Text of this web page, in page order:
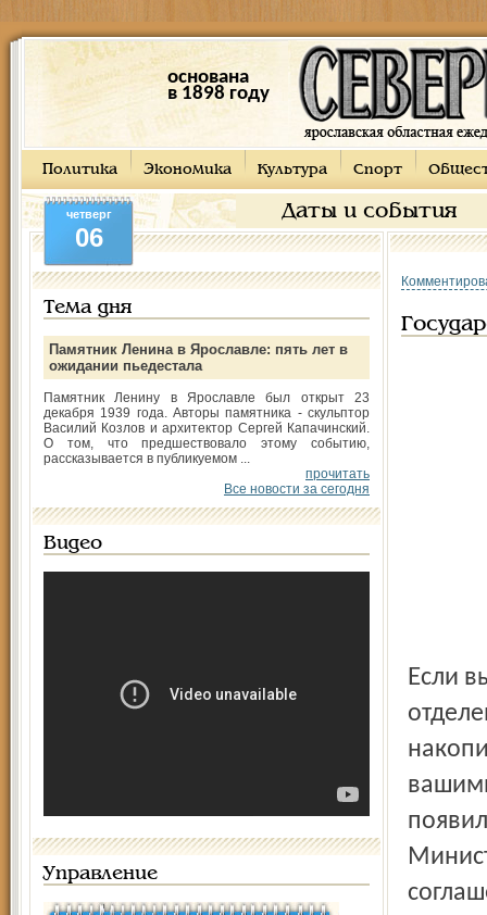
основана
в 1898 году
Политика Экономика Культура Спорт
Даты и события
четверг
06
Тема дня
Памятник Ленина в Ярославле: пять лет в
ожидании пьедестала
Памятник Ленину в Ярославле был открыт 23
декабря 1939 года. Авторы памятника - скульптор
Василий Козлов и архитектор Сергей Капачинский.
О том, что предшествовало этому событию,
рассказывается в публикуемом ...
прочитать
Все новости за сегодня
Видео
Управление
Если вы до сих пор не решались зайти в ближайшее